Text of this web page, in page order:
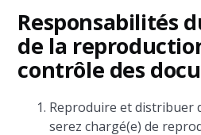
Responsabilités
de la
contrôle des
Reproduire et distribuer
serez chargé(e) de